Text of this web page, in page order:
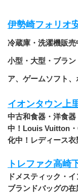
伊勢崎フォリオ
冷蔵庫・洗濯機販売
小型・大型・ブラ
ア、ゲームソフト
イオンタウン上
中古和食器・洋食
中！Louis Vuitton
化中！レディース衣
トレファク高崎
ドメスティック・
ブランドバッグの